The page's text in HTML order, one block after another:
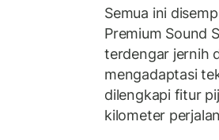
Semua ini
Premium Sound
terdengar jernih
mengadaptasi
dilengkapi fitur
kilometer